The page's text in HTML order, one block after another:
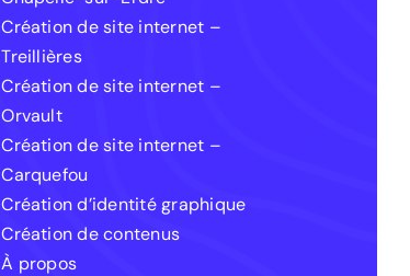
Création de site internet –
Treillières
Création de site internet –
Orvault
Création de site internet –
Carquefou
Création d’identité graphique
Création de contenus
À propos